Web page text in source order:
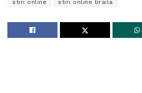
stiri online stiri online braila